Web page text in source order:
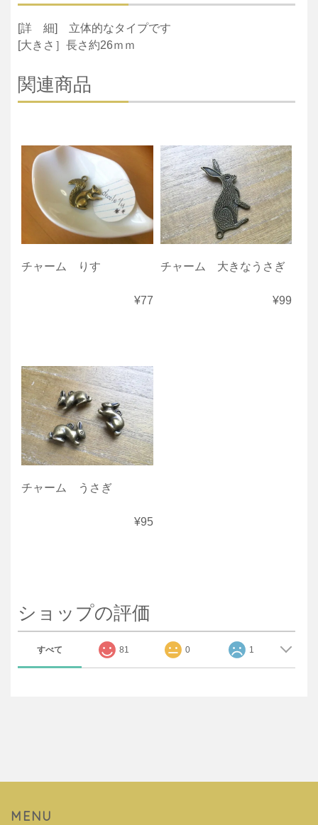
[詳 細] 立体的なタイプです
[大きさ］長さ約26ｍｍ
関連商品
チャーム りす
¥77
チャーム 大きなうさぎ
¥99
チャーム うさぎ
¥95
ショップの評価
すべて 81 0 1
MENU